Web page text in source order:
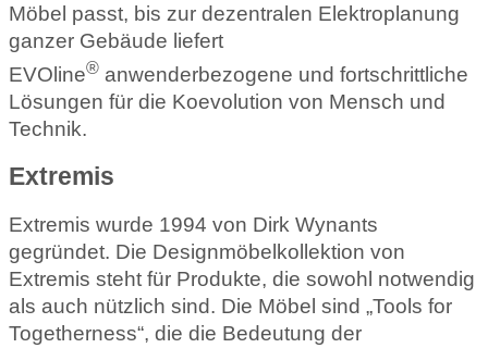
Möbel passt, bis zur dezentralen Elektroplanung
ganzer Gebäude liefert
EVOline® anwenderbezogene und fortschrittliche
Lösungen für die Koevolution von Mensch und
Technik.
Extremis
Extremis wurde 1994 von Dirk Wynants
gegründet. Die Designmöbelkollektion von
Extremis steht für Produkte, die sowohl notwendig
als auch nützlich sind. Die Möbel sind „Tools for
Togetherness“, die die Bedeutung der